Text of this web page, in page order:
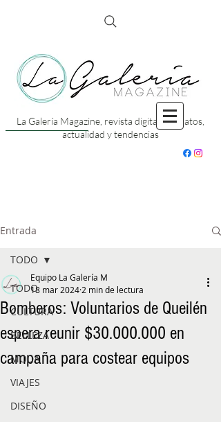
La Galería Magazine, revista digital con datos,
actualidad y tendencias
Entrada
TODO
CULTURA
BELLEZA
MODA
VIAJES
DISEÑO
TODO
Bomberos: Voluntarios de Queilén
espera reunir $30.000.000 en
campaña para costear equipos
Equipo La Galería M
18 mar 2024 2 min de lectura